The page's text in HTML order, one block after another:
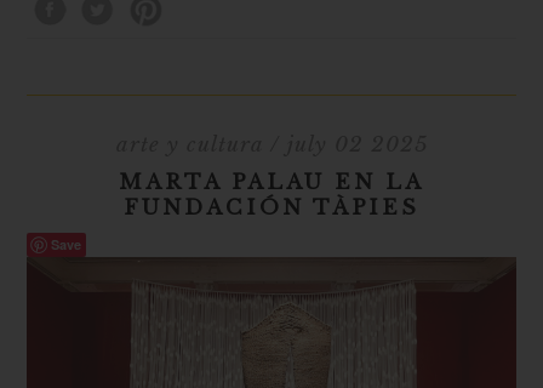
MARTA PALAU EN LA
FUNDACIÓN TÀPIES
Save